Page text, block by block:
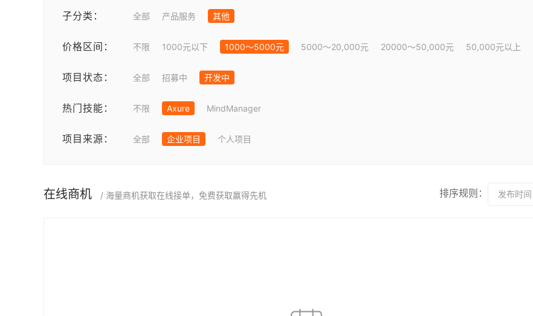
子分类： 全部 产品服务 其他
价格区间： 不限 1000元以下 1000～5000元 5000～20,000元 20000～50,000元 50,000元以上
项目状态： 全部 招募中 开发中
热门技能： 不限 Axure MindManager
项目来源： 全部 企业项目 个人项目
在线商机 / 海量商机获取在线接单，免费获取赢得先机 排序规则： 发布时间